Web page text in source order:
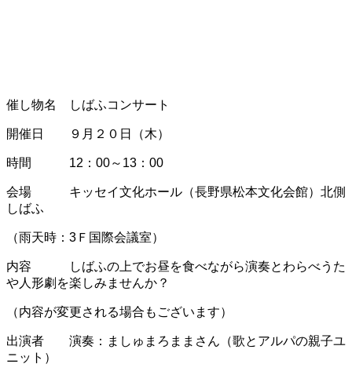
催し物名 しばふコンサート
開催日 ９月２０日（木）
時間 12：00～13：00
会場 キッセイ文化ホール（長野県松本文化会館）北側
しばふ
（雨天時：3Ｆ国際会議室）
内容 しばふの上でお昼を食べながら演奏とわらべうた
や人形劇を楽しみませんか？
（内容が変更される場合もございます）
出演者 演奏：ましゅまろままさん（歌とアルパの親子ユ
ニット）